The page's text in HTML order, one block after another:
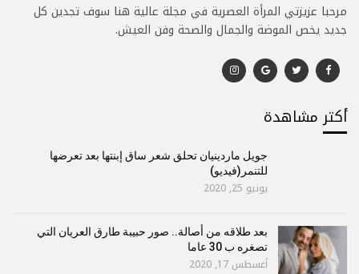
مرحبا عزيزتي المرأة العصرية في مجلة عالية هنا سوف تجدين كل
جديد يخص الموضة والجمال والصحة وفن العيش.
أكتر مشاهدة
جويل ماردينيان تحلق شعر ساق إبنتها بعد تعرضها
للتنمر(فيديو)
يونيو 25, 2020
بعد طلاقه من أصالة.. صور حبيبة طارق العريان التي
تصغره ب 30 عاما
أغسطس 17, 2020